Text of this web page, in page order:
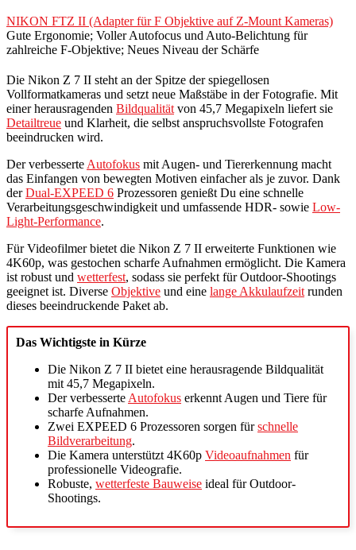
NIKON FTZ II (Adapter für F Objektive auf Z-Mount Kameras)
Gute Ergonomie; Voller Autofocus und Auto-Belichtung für
zahlreiche F-Objektive; Neues Niveau der Schärfe
Die Nikon Z 7 II steht an der Spitze der spiegellosen
Vollformatkameras und setzt neue Maßstäbe in der Fotografie. Mit
einer herausragenden Bildqualität von 45,7 Megapixeln liefert sie
Detailtreue und Klarheit, die selbst anspruchsvollste Fotografen
beeindrucken wird.
Der verbesserte Autofokus mit Augen- und Tiererkennung macht
das Einfangen von bewegten Motiven einfacher als je zuvor. Dank
derDual-EXPEED 6 Prozessoren genießt Du eine schnelle
Verarbeitungsgeschwindigkeit und umfassende HDR- sowie Low-
Light-Performance.
Für Videofilmer bietet die Nikon Z 7 II erweiterte Funktionen wie
4K60p, was gestochen scharfe Aufnahmen ermöglicht. Die Kamera
ist robust und wetterfest, sodass sie perfekt für Outdoor-Shootings
geeignet ist. Diverse Objektive und eine lange Akkulaufzeit runden
dieses beeindruckende Paket ab.
Das Wichtigste in Kürze
Die Nikon Z 7 II bietet eine herausragende Bildqualität
mit 45,7 Megapixeln.
Der verbesserte Autofokus erkennt Augen und Tiere für
scharfe Aufnahmen.
Zwei EXPEED 6 Prozessoren sorgen fürschnelle
Bildverarbeitung.
Die Kamera unterstützt 4K60p Videoaufnahmen für
professionelle Videografie.
Robuste, wetterfeste Bauweise ideal für Outdoor-
Shootings.